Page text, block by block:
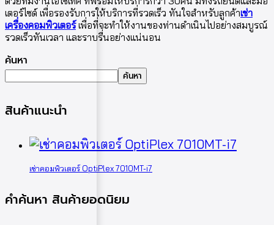
เตอร์ไซด์ เพื่อรองรับการให้บริการที่รวดเร็ว ทันใจสำหรับลูกค้าเช่า
เครื่องคอมพิวเตอร์เพื่อที่จะทำให้งานของท่านดำเนินไปอย่างสมบูรณ์
รวดเร็วทันเวลา และราบรื่นอย่างแน่นอน
ค้นหา
ค้นหา
สินค้าแนะนำ
เช่าคอมพิวเตอร์ OptiPlex 7010MT-i7
คำค้นหา สินค้ายอดนิยม